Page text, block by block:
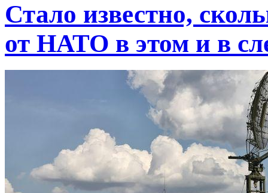
Стало известно,
от НАТО в этом и в